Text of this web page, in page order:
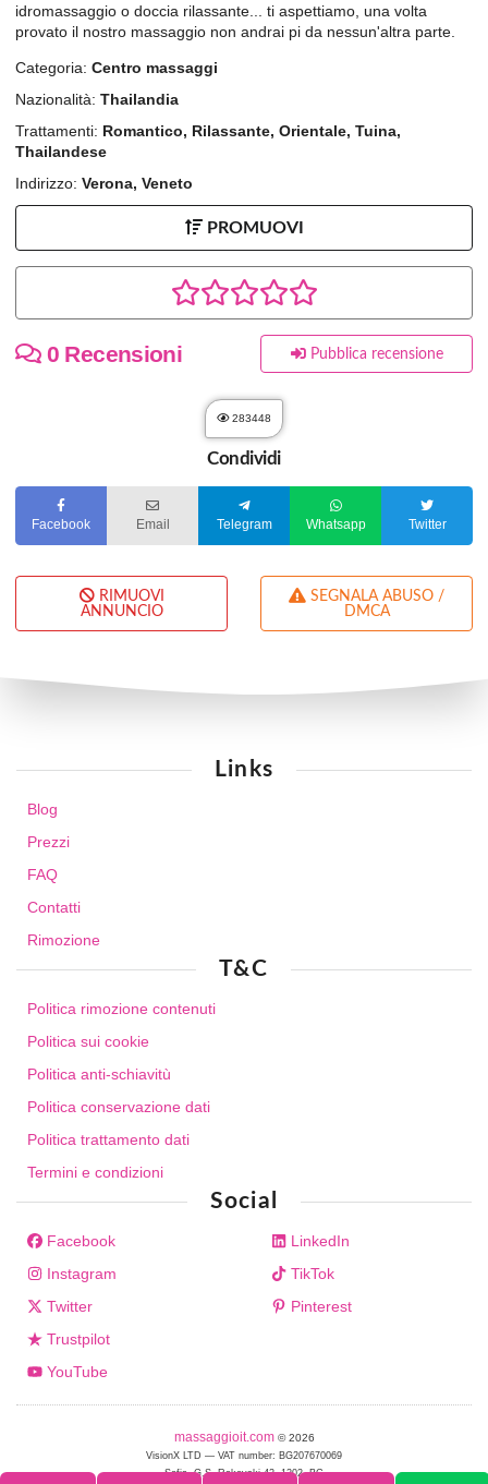
idromassaggio o doccia rilassante... ti aspettiamo, una volta
provato il nostro massaggio non andrai pi da nessun'altra parte.
Categoria: Centro massaggi
Nazionalità: Thailandia
Trattamenti: Romantico, Rilassante, Orientale, Tuina,
Thailandese
Indirizzo: Verona, Veneto
PROMUOVI
0 Recensioni Pubblica recensione
283448
Condividi
Facebook Email Telegram Whatsapp Twitter
RIMUOVI
ANNUNCIO
DMCA
Links
Blog
Prezzi
FAQ
Contatti
Rimozione
T&C
Politica rimozione contenuti
Politica sui cookie
Politica anti-schiavitù
Politica conservazione dati
Politica trattamento dati
Termini e condizioni
Social
Facebook
Instagram
Twitter
Trustpilot
YouTube
LinkedIn
TikTok
Pinterest
massaggioit.com © 2026
VisionX LTD — VAT number: BG207670069
Sofia, G.S. Rakovski 42, 1202, BG